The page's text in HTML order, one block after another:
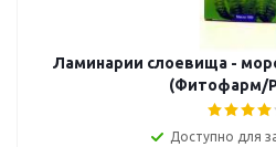
Ламинарии слоевища -
(Фитофарм/
Доступно для